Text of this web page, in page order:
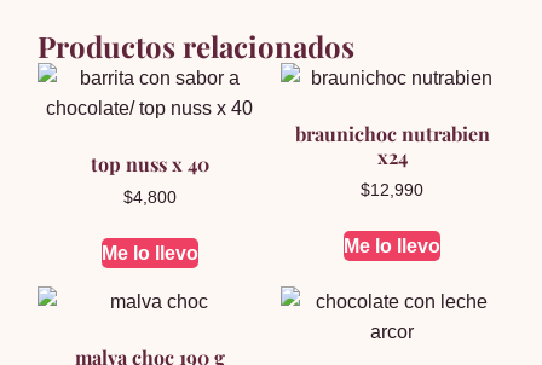
cantidad
Productos relacionados
top nuss x 40
$4,800
Me lo llevo
braunichoc nutrabien
x24
$12,990
Me lo llevo
malva choc 190 g